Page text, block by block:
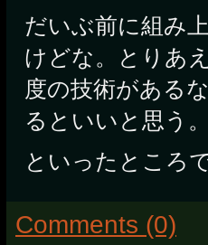
だいぶ前に組み
けどな。とりあ
度の技術がある
るといいと思う
といったところ
Comments (0)